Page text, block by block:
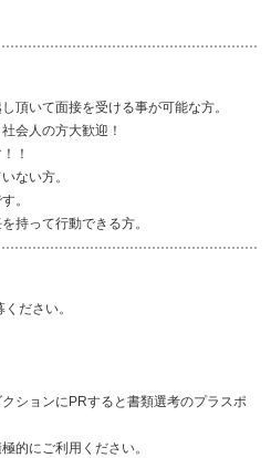
頂いて面接を受ける事が可能な方。
会人の方大歓迎！
！
ない方。
。
持って行動できる方。
ださい。
ションにPRすると書類選考のプラスポ
的にご利用ください。